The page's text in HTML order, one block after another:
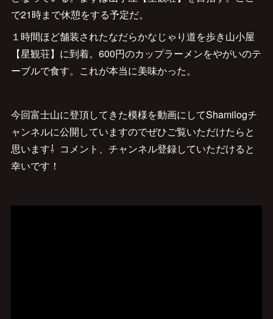
で21時まで休憩をする予定だ。
１時間ほど舗装されたなだらかなじゃり道を歩き山小屋
【星観荘】に到着。600円のカップラーメンをやがいのテ
ーブルで食す。これが本当に美味かった。
今回富士山に登頂してきた模様を動画にしてShamilogチ
ャンネルに公開していますのでぜひご覧いただけたらと
思います⇩ コメント、チャンネル登録していただけると
幸いです！